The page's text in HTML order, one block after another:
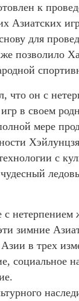
к
Азиатских
для
позволило
что он с
в своем
мере
с
чудесный
нетерпением
зимние
в трех
социальное